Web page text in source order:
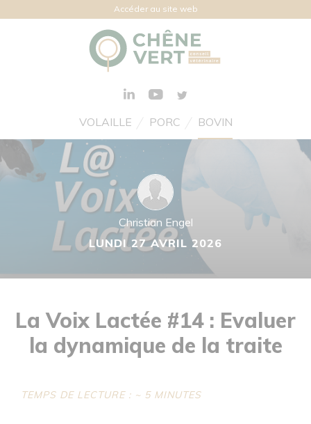
Accéder au site web
VOLAILLE PORC BOVIN
Christian Engel
LUNDI 27 AVRIL 2026
La Voix Lactée #14 : Evaluer
la dynamique de la traite
TEMPS DE LECTURE : ~ 5 MINUTES